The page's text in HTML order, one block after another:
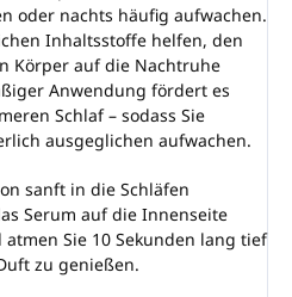
oder nachts häufig aufwachen.
Inhaltsstoffe helfen, den
Körper auf die Nachtruhe
Anwendung fördert es
Schlaf – sodass Sie
ausgeglichen aufwachen.
sanft in die Schläfen
Serum auf die Innenseite
Sie 10 Sekunden lang tief
zu genießen.